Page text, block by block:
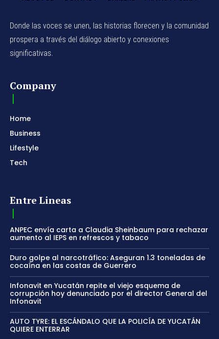
Donde las voces se unen, las historias florecen y la comunidad
prospera a través del diálogo abierto y conexiones
significativas.
Company
Home
Business
Lifestyle
Tech
Entre Lineas
ANPEC envía carta a Claudia Sheinbaum para rechazar
aumento al IEPS en refrescos y tabaco
Duro golpe al narcotráfico: Aseguran 1.3 toneladas de
cocaína en las costas de Guerrero
Infonavit en Yucatán repite el viejo esquema de
corrupción hoy denunciado por el director General del
Infonavit
AUTO TYRE: EL ESCÁNDALO QUE LA POLICÍA DE YUCATÁN
QUIERE ENTERRAR